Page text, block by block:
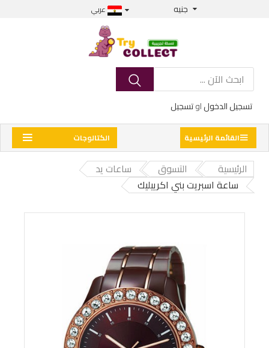
جنيه عربي
تسجيل الدخولاوتسجيل
الكتالوجات القائمة الرئيسية
الرئيسية التسوق
ساعات يد
ساعة اسبريت بني اكرييليك